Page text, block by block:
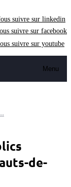
suivre sur linkedin
suivre sur facebook
suivre sur youtube
Menu
de-